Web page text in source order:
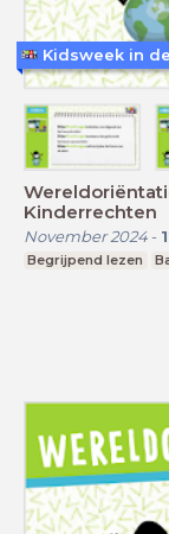
Kinderrechten
November 2024-
Begrijpend lezen
Kidsweek in